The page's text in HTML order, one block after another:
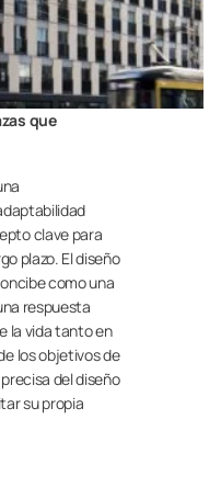
que
clave para
plazo. El diseño
como una
respuesta
la vida tanto en
los objetivos de
del diseño
su propia